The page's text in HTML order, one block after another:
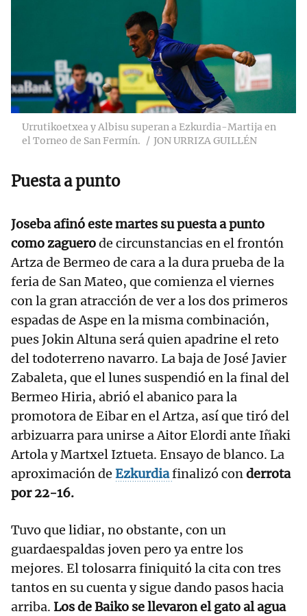
Urrutikoetxea y Albisu superan a Ezkurdia-Martija en
el Torneo de San Fermín.
JON URRIZA GUILLÉN
Puesta a punto
Joseba afinó este martes su puesta a punto
como zaguerode circunstancias en el frontón
Artza de Bermeo de cara a la dura prueba de la
feria de San Mateo, que comienza el viernes
con la gran atracción de ver a los dos primeros
espadas de Aspe en la misma combinación,
pues Jokin Altuna será quien apadrine el reto
del todoterreno navarro. La baja de José Javier
Zabaleta, que el lunes suspendió en la final del
Bermeo Hiria, abrió el abanico para la
promotora de Eibar en el Artza, así que tiró del
arbizuarra para unirse a Aitor Elordi ante Iñaki
Artola y Martxel Iztueta. Ensayo de blanco. La
aproximación de Ezkurdiafinalizó conderrota
por 22-16.
Tuvo que lidiar, no obstante, con un
guardaespaldas joven pero ya entre los
mejores. El tolosarra finiquitó la cita con tres
tantos en su cuenta y sigue dando pasos hacia
arriba. Los de Baiko se llevaron el gato al agua